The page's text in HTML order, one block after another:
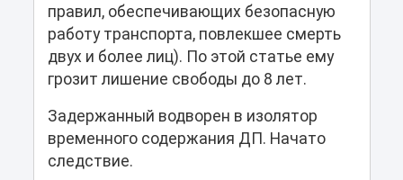
правил, обеспечивающих безопасную
работу транспорта, повлекшее смерть
двух и более лиц). По этой статье ему
грозит лишение свободы до 8 лет.
Задержанный водворен в изолятор
временного содержания ДП. Начато
следствие.